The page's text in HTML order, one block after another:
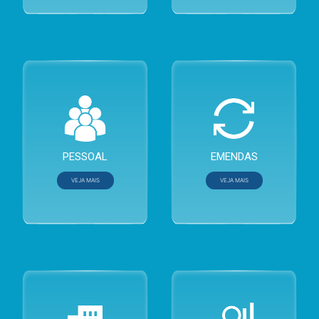
Pagamentos de Precatórios
PESSOAL
VEJA MAIS
Remuneração de Servidores
Estrutura de Remunerações
Relação de Servidores em Regime de Trabalho Remoto
Servidores desligados/exonerados
Relação de Funcionários Terceirizados
EMENDAS
VEJA MAIS
Emendas Parlamentares
Bens Móveis Transparência Caerd